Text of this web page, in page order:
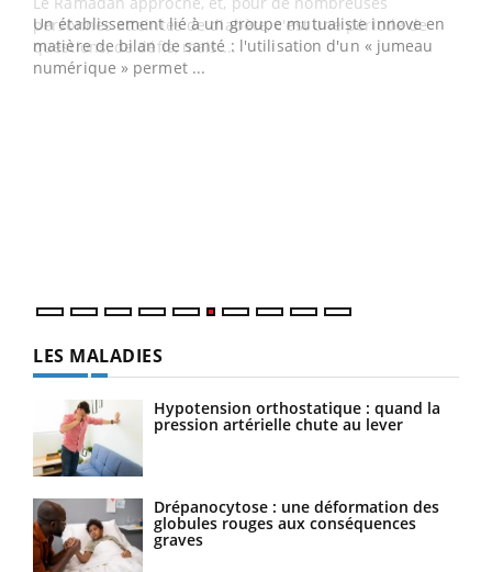
Un établissement lié à un groupe mutualiste innove en
matière de bilan de santé : l'utilisation d'un « jumeau
numérique » permet ...
LES MALADIES
Hypotension orthostatique : quand la
pression artérielle chute au lever
Drépanocytose : une déformation des
globules rouges aux conséquences
graves